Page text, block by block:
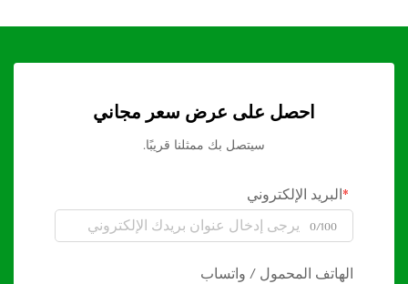
احصل على عرض سعر مجاني
سيتصل بك ممثلنا قريبًا.
البريد الإلكتروني
0/100
الهاتف المحمول / واتساب